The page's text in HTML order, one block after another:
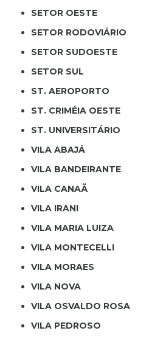
SETOR OESTE
SETOR RODOVIÁRIO
SETOR SUDOESTE
SETOR SUL
ST. AEROPORTO
ST. CRIMÉIA OESTE
ST. UNIVERSITÁRIO
VILA ABAJÁ
VILA BANDEIRANTE
VILA CANAÃ
VILA IRANI
VILA MARIA LUIZA
VILA MONTECELLI
VILA MORAES
VILA NOVA
VILA OSVALDO ROSA
VILA PEDROSO